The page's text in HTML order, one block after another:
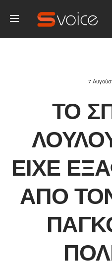
7
ΤΟ
ΕΊΧΕ
ΑΠΌ